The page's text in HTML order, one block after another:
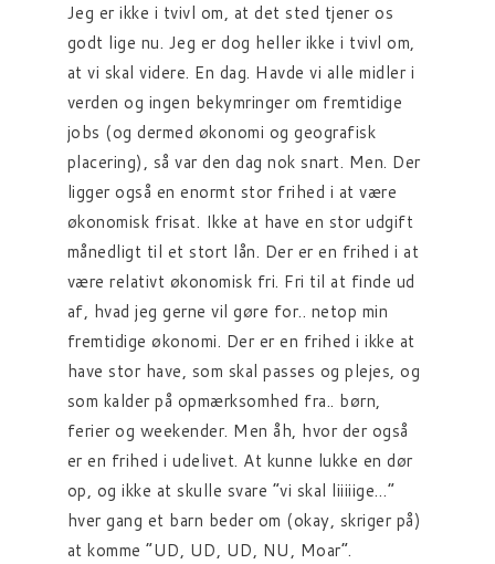
Jeg er ikke i tvivl om, at det sted tjener os
godt lige nu. Jeg er dog heller ikke i tvivl om,
at vi skal videre. En dag. Havde vi alle midler i
verden og ingen bekymringer om fremtidige
jobs (og dermed økonomi og geografisk
placering), så var den dag nok snart. Men. Der
ligger også en enormt stor frihed i at være
økonomisk frisat. Ikke at have en stor udgift
månedligt til et stort lån. Der er en frihed i at
være relativt økonomisk fri. Fri til at finde ud
af, hvad jeg gerne vil gøre for.. netop min
fremtidige økonomi. Der er en frihed i ikke at
have stor have, som skal passes og plejes, og
som kalder på opmærksomhed fra.. børn,
ferier og weekender. Men åh, hvor der også
er en frihed i udelivet. At kunne lukke en dør
op, og ikke at skulle svare “vi skal liiiiige…”
hver gang et barn beder om (okay, skriger på)
at komme “UD, UD, UD, NU, Moar”.